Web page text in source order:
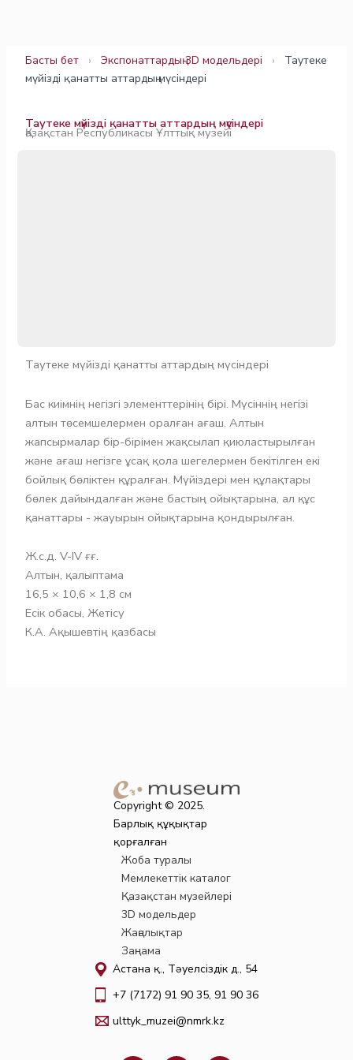
Басты бет › Экспонаттардың 3D модельдері ›
Таутеке
мүйізді қанатты аттардың мүсіндері
Таутеке мүйізді қанатты аттардың мүсіндері
Қазақстан Республикасы Ұлттық музейі
Таутеке мүйізді қанатты аттардың мүсіндері
Бас киімнің негізгі элементтерінің бірі. Мүсіннің негізі
алтын төсемшелермен оралған ағаш. Алтын
жапсырмалар бір-бірімен жақсылап қиюластырылған
және ағаш негізге ұсақ қола шегелермен бекітілген екі
бойлық бөліктен құралған. Мүйіздері мен құлақтары
бөлек дайындалған және бастың ойықтарына, ал құс
қанаттары - жауырын ойықтарына қондырылған.
Ж.с.д. V-IV ғғ.
Алтын, қалыптама
16,5 × 10,6 × 1,8 см
Есік обасы, Жетісу
К.А. Ақышевтің қазбасы
Copyright © 2025.
Барлық құқықтар
қорғалған
Жоба туралы
Мемлекеттік каталог
Қазақстан музейлері
3D модельдер
Жаңалықтар
Заңнама
Астана қ., Тәуелсіздік д., 54
+7 (7172) 91 90 35, 91 90 36
ulttyk_muzei@nmrk.kz